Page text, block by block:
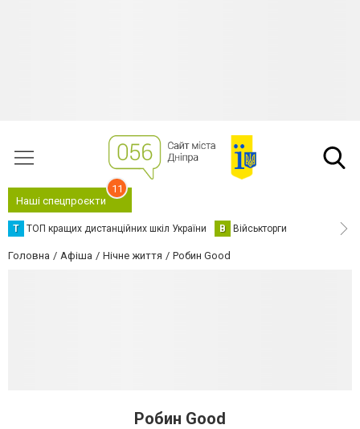
Наші спецпроєкти
11
Т ТОП кращих дистанційних шкіл України В Військторги
Головна Афіша Нічне життя Робин Good
Робин Good